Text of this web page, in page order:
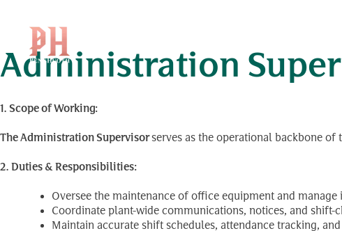
Position Level:
Administration
1. Scope of Working:
The Administration Supervisorserves as the operational backbone
2. Duties & Responsibilities:
Oversee the maintenance of office equipment and
Coordinate plant-wide communications, notices, and shift-
Maintain accurate shift schedules, attendance tracking,